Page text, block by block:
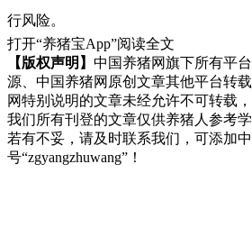
行风险。
打开“养猪宝App”阅读全文
【版权声明】 中国养猪网旗下所有平
源、中国养猪网原创文章其他平台转
网特别说明的文章未经允许不可转载
我们所有刊登的文章仅供养猪人参考
若有不妥，请及时联系我们，可添加
号“zgyangzhuwang”！